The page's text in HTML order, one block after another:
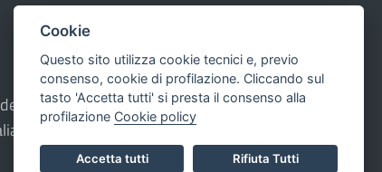
Comune - CMS:Città In Comune
ad Alta Leggibilità.
Cookie
Questo sito utilizza cookie tecnici e, previo
consenso, cookie di profilazione. Cliccando sul
tasto 'Accetta tutti' si presta il consenso alla
profilazione Cookie policy
Accetta tutti Rifiuta Tutti